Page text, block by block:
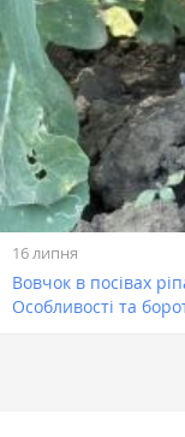
16 липня
Вовчок в посівах
Особливості та